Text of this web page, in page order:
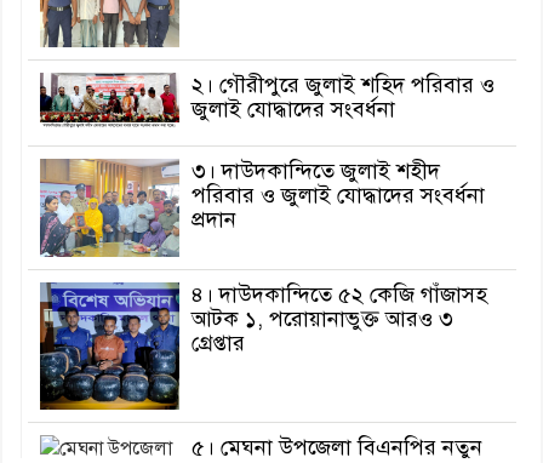
২। গৌরীপুরে জুলাই শহিদ পরিবার ও
জুলাই যোদ্ধাদের সংবর্ধনা
৩। দাউদকান্দিতে জুলাই শহীদ
পরিবার ও জুলাই যোদ্ধাদের সংবর্ধনা
প্রদান
৪। দাউদকান্দিতে ৫২ কেজি গাঁজাসহ
আটক ১, পরোয়ানাভুক্ত আরও ৩
গ্রেপ্তার
৫। মেঘনা উপজেলা বিএনপির নতুন